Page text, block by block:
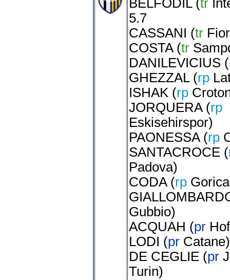
BELFODIL(tr
5.7
CASSANI (tr
COSTA(tr
DANILEVICIUS(
GHEZZAL(rp
ISHAK (rp
JORQUERA(rp
Eskisehirspor)
PAONESSA(rp
SANTACROCE(
Padova)
CODA(rp Gorica
Gubbio)
ACQUAH (pr
LODI (pr Catane)
DE CEGLIE(pr
Turin)